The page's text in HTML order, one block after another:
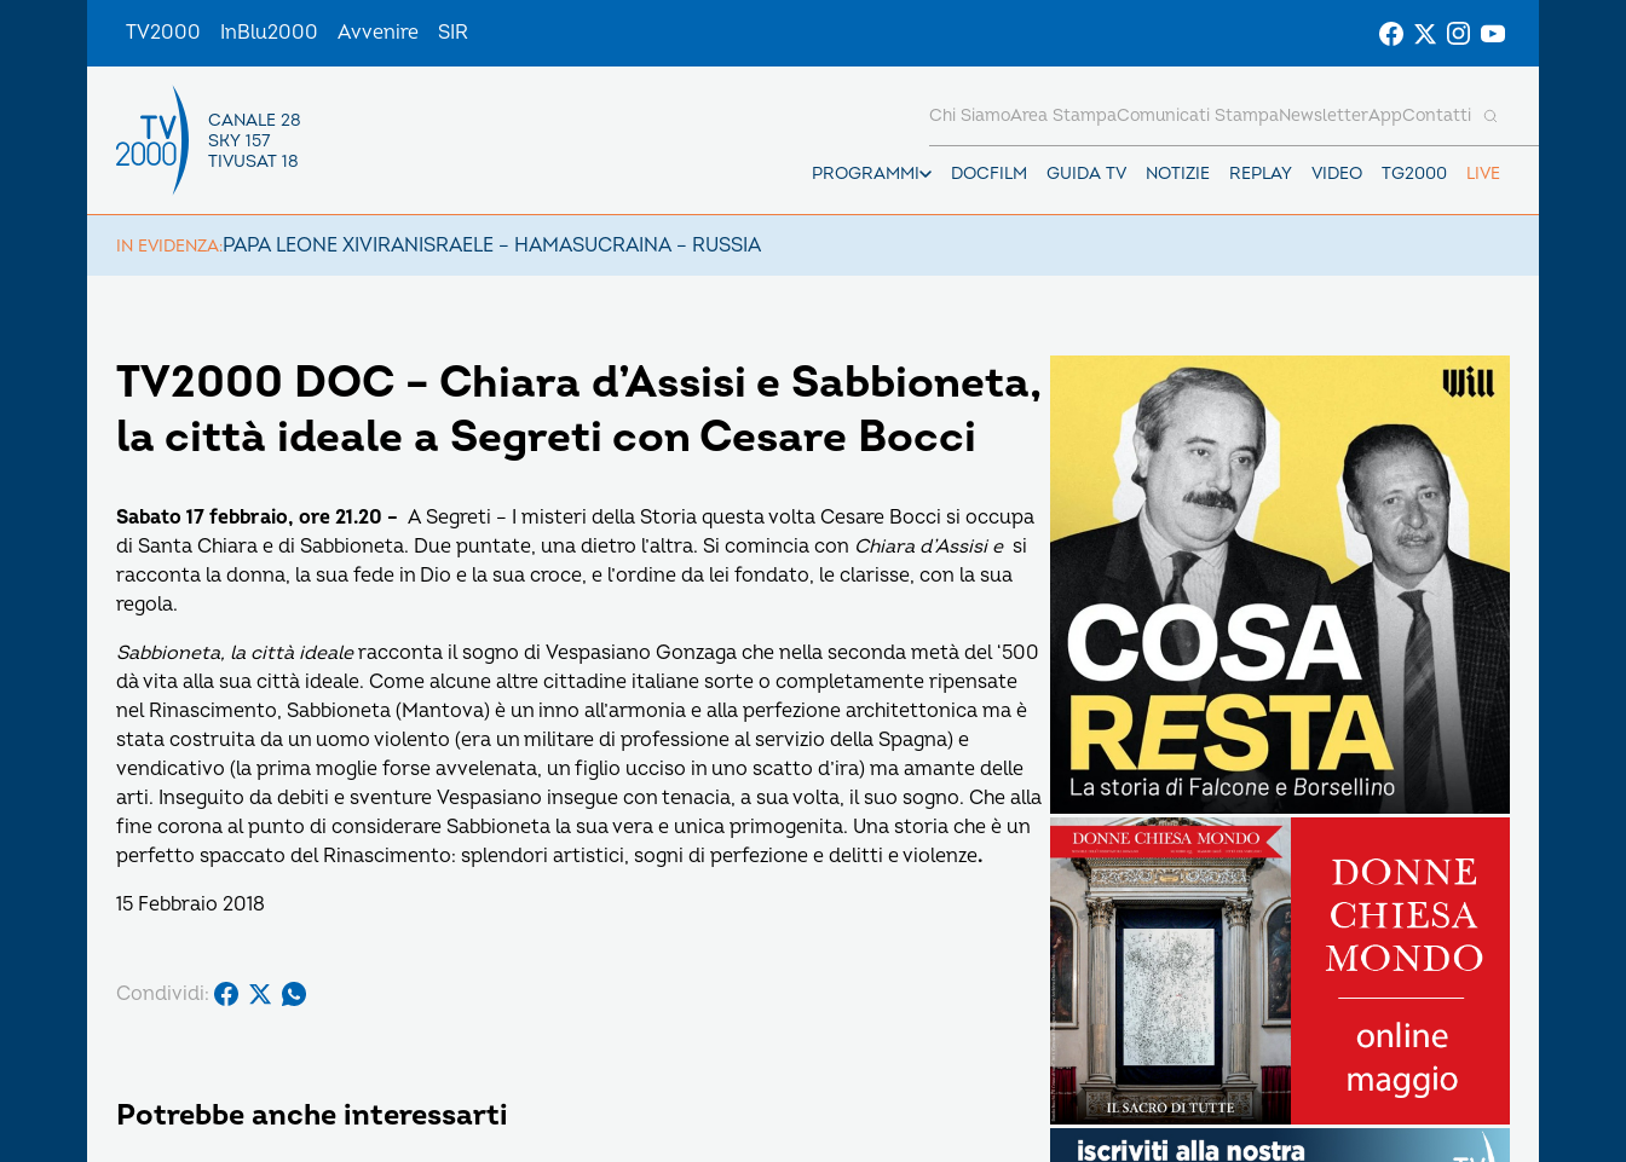
TV2000 InBlu2000 Avvenire SIR
CANALE 28
SKY 157
TIVUSAT 18
PROGRAMMI DOCFILM GUIDA TV NOTIZIE REPLAY VIDEO TG2000 LIVE
Chi SiamoArea StampaComunicati StampaNewsletterAppContatti
IN EVIDENZA:PAPA LEONE XIVIRANISRAELE – HAMASUCRAINA – RUSSIA
TV2000 DOC – Chiara d’Assisi e Sabbioneta,
la città ideale a Segreti con Cesare Bocci
Sabato 17 febbraio, ore 21.20 – A Segreti – I misteri della Storia questa volta Cesare Bocci si occupa
di Santa Chiara e di Sabbioneta. Due puntate, una dietro l’altra. Si comincia con Chiara d’Assisi e si
racconta la donna, la sua fede in Dio e la sua croce, e l’ordine da lei fondato, le clarisse, con la sua
regola.
Sabbioneta, la città idealeracconta il sogno di Vespasiano Gonzaga che nella seconda metà del ‘500
dà vita alla sua città ideale. Come alcune altre cittadine italiane sorte o completamente ripensate
nel Rinascimento, Sabbioneta (Mantova) è un inno all’armonia e alla perfezione architettonica ma è
stata costruita da un uomo violento (era un militare di professione al servizio della Spagna) e
vendicativo (la prima moglie forse avvelenata, un figlio ucciso in uno scatto d’ira) ma amante delle
arti. Inseguito da debiti e sventure Vespasiano insegue con tenacia, a sua volta, il suo sogno. Che alla
fine corona al punto di considerare Sabbioneta la sua vera e unica primogenita. Una storia che è un
perfetto spaccato del Rinascimento: splendori artistici, sogni di perfezione e delitti e violenze.
15 Febbraio 2018
Condividi:
Potrebbe anche interessarti